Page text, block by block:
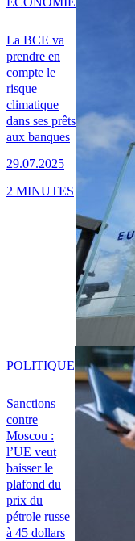
La BCE va
prendre en
compte le
risque
climatique
dans ses prêts
aux banques
29.07.2025
2 MINUTES
Sanctions
contre
Moscou :
l’UE veut
baisser le
plafond du
prix du
pétrole russe
à 45 dollars
POLITIQUE